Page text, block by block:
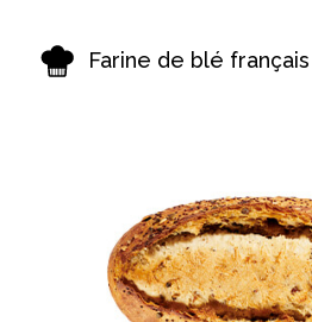
Farine de blé français